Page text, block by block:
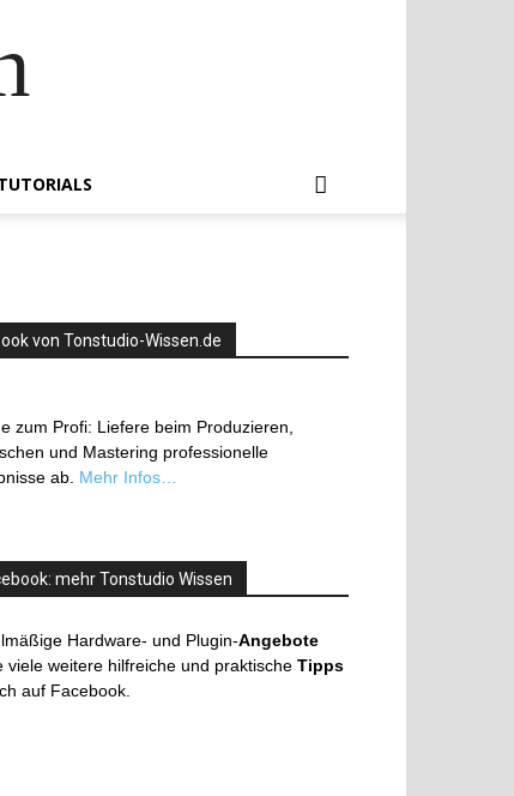
von Tonstudio-Wissen.de
zum Profi: Liefere beim Produzieren,
und Mastering professionelle
ab. Mehr Infos…
mehr Tonstudio Wissen
Hardware- und Plugin-Angebote
viele weitere hilfreiche und praktische Tipps
auf Facebook.